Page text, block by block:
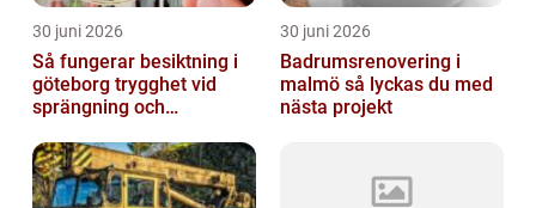
30 juni 2026
Så fungerar besiktning i
göteborg trygghet vid
sprängning och
30 juni 2026
Badrumsrenovering i
malmö så lyckas du med
nästa projekt